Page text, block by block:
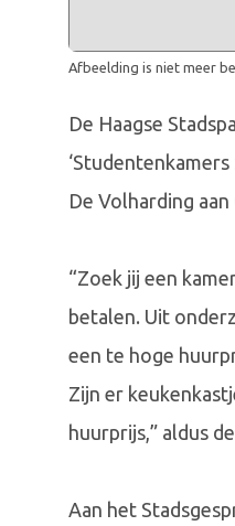
Afbeelding is niet meer
De Haagse
De Volharding
“Zoek jij een
betalen. Uit
een te hoge
Zijn er
huurprijs,” aldus
Aan het